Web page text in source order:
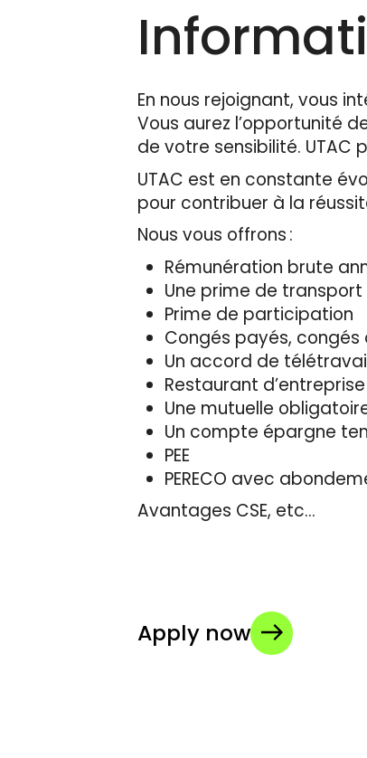
En nous rejoignant, vous
Vous aurez l’opportunité
de votre sensibilité. UTAC
UTAC est en constante
pour contribuer à la
Nous vous offrons :
Rémunération brute
Une prime de
Prime de participation
Congés payés, congés
Un accord de
Restaurant
Une mutuelle
Un compte épargne
PEE
PERECO avec
Avantages CSE, etc…
Apply now